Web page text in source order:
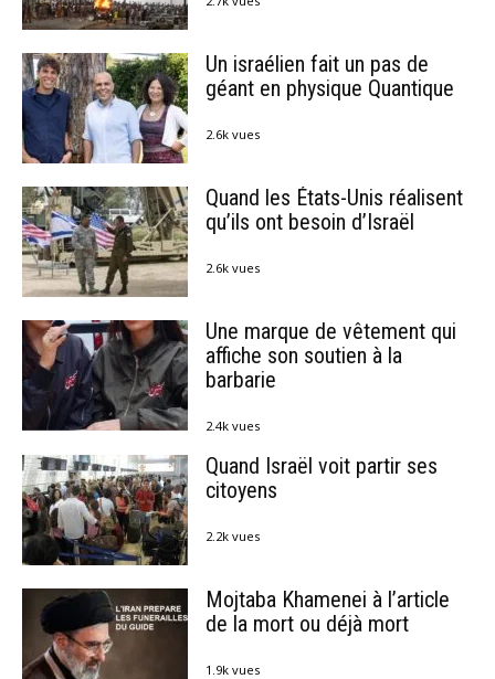
Un israélien fait un pas de
géant en physique Quantique
2.6k vues
Quand les États-Unis réalisent
qu’ils ont besoin d’Israël
2.6k vues
Une marque de vêtement qui
affiche son soutien à la
barbarie
2.4k vues
Quand Israël voit partir ses
citoyens
2.2k vues
Mojtaba Khamenei à l’article
de la mort ou déjà mort
1.9k vues